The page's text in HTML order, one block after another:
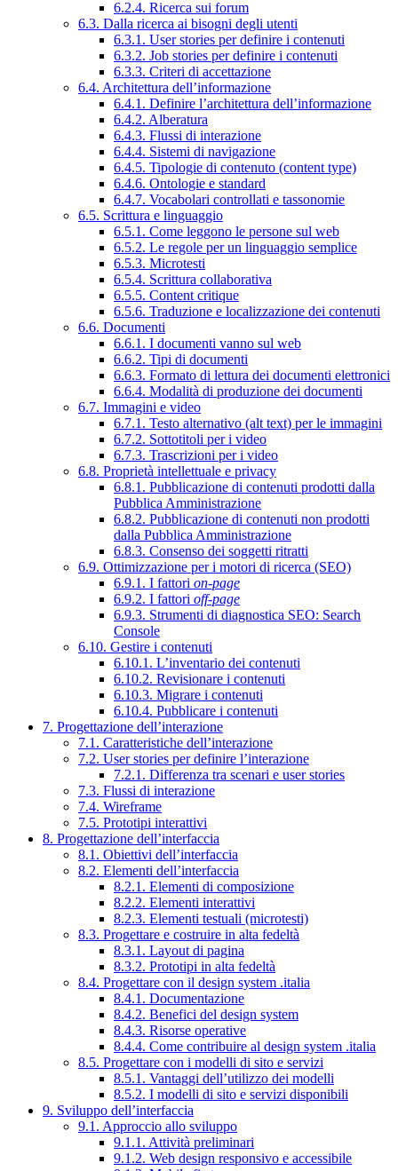
6.2.4. Ricerca sui forum
6.3. Dalla ricerca ai bisogni degli utenti
6.3.1. User stories per definire i contenuti
6.3.2. Job stories per definire i contenuti
6.3.3. Criteri di accettazione
6.4. Architettura dell’informazione
6.4.1. Definire l’architettura dell’informazione
6.4.2. Alberatura
6.4.3. Flussi di interazione
6.4.4. Sistemi di navigazione
6.4.5. Tipologie di contenuto (content type)
6.4.6. Ontologie e standard
6.4.7. Vocabolari controllati e tassonomie
6.5. Scrittura e linguaggio
6.5.1. Come leggono le persone sul web
6.5.2. Le regole per un linguaggio semplice
6.5.3. Microtesti
6.5.4. Scrittura collaborativa
6.5.5. Content critique
6.5.6. Traduzione e localizzazione dei contenuti
6.6. Documenti
6.6.1. I documenti vanno sul web
6.6.2. Tipi di documenti
6.6.3. Formato di lettura dei documenti elettronici
6.6.4. Modalità di produzione dei documenti
6.7. Immagini e video
6.7.1. Testo alternativo (alt text) per le immagini
6.7.2. Sottotitoli per i video
6.7.3. Trascrizioni per i video
6.8. Proprietà intellettuale e privacy
6.8.1. Pubblicazione di contenuti prodotti dalla
Pubblica Amministrazione
6.8.2. Pubblicazione di contenuti non prodotti
dalla Pubblica Amministrazione
6.8.3. Consenso dei soggetti ritratti
6.9. Ottimizzazione per i motori di ricerca (SEO)
6.9.1. I fattori on-page
6.9.2. I fattori off-page
6.9.3. Strumenti di diagnostica SEO: Search
Console
6.10. Gestire i contenuti
6.10.1. L’inventario dei contenuti
6.10.2. Revisionare i contenuti
6.10.3. Migrare i contenuti
6.10.4. Pubblicare i contenuti
7. Progettazione dell’interazione
7.1. Caratteristiche dell’interazione
7.2. User stories per definire l’interazione
7.2.1. Differenza tra scenari e user stories
7.3. Flussi di interazione
7.4. Wireframe
7.5. Prototipi interattivi
8. Progettazione dell’interfaccia
8.1. Obiettivi dell’interfaccia
8.2. Elementi dell’interfaccia
8.2.1. Elementi di composizione
8.2.2. Elementi interattivi
8.2.3. Elementi testuali (microtesti)
8.3. Progettare e costruire in alta fedeltà
8.3.1. Layout di pagina
8.3.2. Prototipi in alta fedeltà
8.4. Progettare con il design system .italia
8.4.1. Documentazione
8.4.2. Benefici del design system
8.4.3. Risorse operative
8.4.4. Come contribuire al design system .italia
8.5. Progettare con i modelli di sito e servizi
8.5.1. Vantaggi dell’utilizzo dei modelli
8.5.2. I modelli di sito e servizi disponibili
9. Sviluppo dell’interfaccia
9.1. Approccio allo sviluppo
9.1.1. Attività preliminari
9.1.2. Web design responsivo e accessibile